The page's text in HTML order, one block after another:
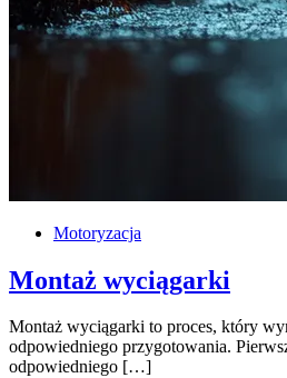
Motoryzacja
Montaż wyciągarki
Montaż wyciągarki to proces, który
odpowiedniego przygotowania.
odpowiedniego […]